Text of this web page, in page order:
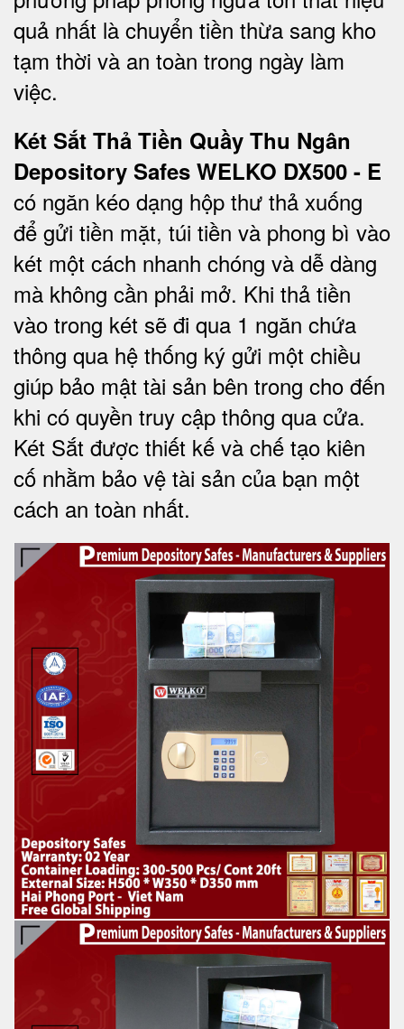
quả nhất là chuyển tiền thừa sang kho
tạm thời và an toàn trong ngày làm
việc.
Két Sắt Thả Tiền Quầy Thu Ngân
Depository Safes WELKO DX500 - E
có ngăn kéo dạng hộp thư thả xuống
để gửi tiền mặt, túi tiền và phong bì vào
két một cách nhanh chóng và dễ dàng
mà không cần phải mở. Khi thả tiền
vào trong két sẽ đi qua 1 ngăn chứa
thông qua hệ thống ký gửi một chiều
giúp bảo mật tài sản bên trong cho đến
khi có quyền truy cập thông qua cửa.
Két Sắt được thiết kế và chế tạo kiên
cố nhằm bảo vệ tài sản của bạn một
cách an toàn nhất.